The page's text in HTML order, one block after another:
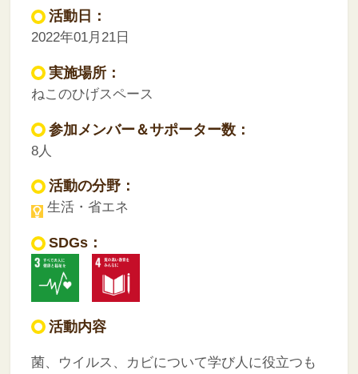
活動日：
2022年01月21日
実施場所：
ねこのひげスペース
参加メンバー＆サポーター数：
8人
活動の分野：
生活・省エネ
SDGs：
活動内容
菌、ウイルス、カビについて学び人に役立つも